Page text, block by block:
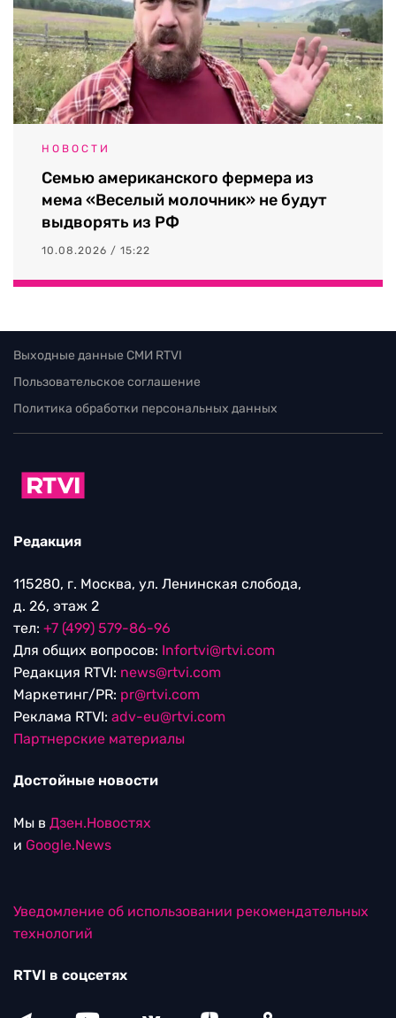
НОВОСТИ
Семью американского фермера из
мема «Веселый молочник» не будут
выдворять из РФ
10.08.2026 / 15:22
Выходные данные СМИ RTVI
Пользовательское соглашение
Политика обработки персональных данных
Редакция
115280, г. Москва, ул. Ленинская слобода,
д. 26, этаж 2
тел: +7 (499) 579-86-96
Для общих вопросов: Infortvi@rtvi.com
Редакция RTVI: news@rtvi.com
Маркетинг/PR: pr@rtvi.com
Реклама RTVI: adv-eu@rtvi.com
Партнерские материалы
Достойные новости
Мы в Дзен.Новостях
и Google.News
Уведомление об использовании рекомендательных
технологий
RTVI в соцсетях